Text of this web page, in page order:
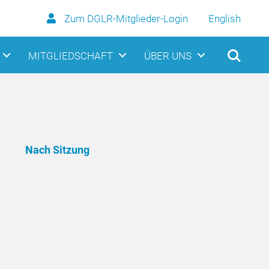
Zum DGLR-Mitglieder-Login English
MITGLIEDSCHAFT ÜBER UNS
Nach Sitzung